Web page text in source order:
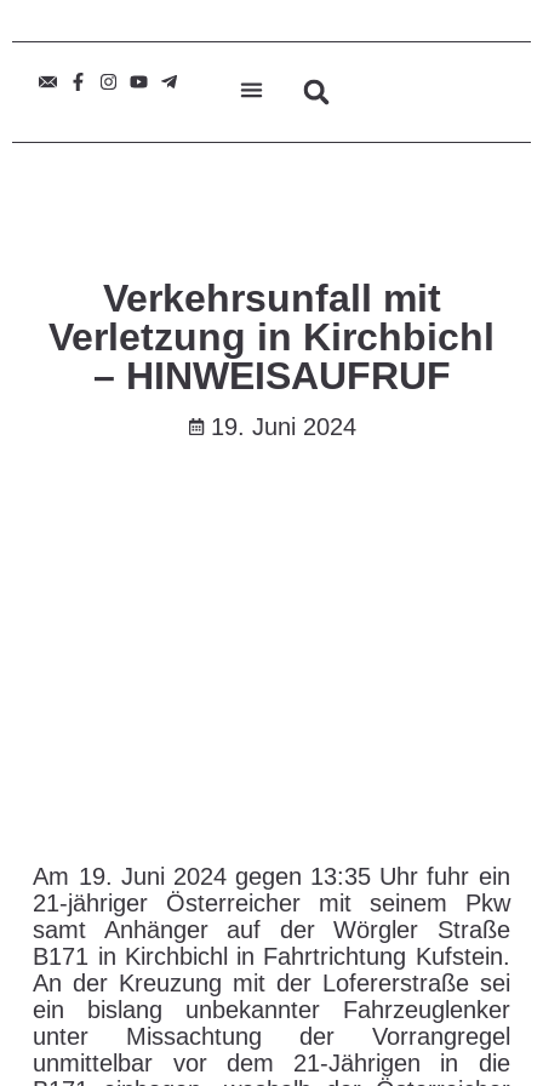
Verkehrsunfall mit
Verletzung in Kirchbichl
– HINWEISAUFRUF
19. Juni 2024
Am 19. Juni 2024 gegen 13:35 Uhr fuhr ein
21-jähriger Österreicher mit seinem Pkw
samt Anhänger auf der Wörgler Straße
B171 in Kirchbichl in Fahrtrichtung Kufstein.
An der Kreuzung mit der Lofererstraße sei
ein bislang unbekannter Fahrzeuglenker
unter Missachtung der Vorrangregel
unmittelbar vor dem 21-Jährigen in die